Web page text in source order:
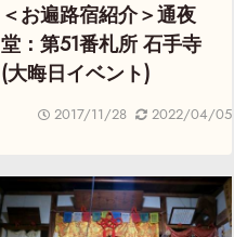
＜お遍路宿紹介＞通夜
堂：第51番札所 石手寺
(大晦日イベント)
2017/11/28 2022/04/05